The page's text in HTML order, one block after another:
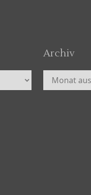
Archiv
Archiv